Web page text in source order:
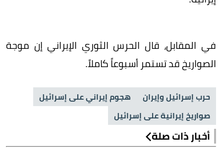
في المقابل، قال الحرس الثوري الإيراني إن موجة
الصواريخ قد تستمر أسبوعاً كاملاً.
حرب إسرائيل وإيران
هجوم إيراني على إسرائيل
صواريخ إيرانية على إسرائيل
أخبار ذات صلة